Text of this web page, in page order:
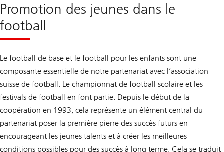
Promotion des jeunes dans le
football
Le football de base et le football pour les enfants sont une
composante essentielle de notre partenariat avec l’association
suisse de football. Le championnat de football scolaire et les
festivals de football en font partie. Depuis le début de la
coopération en 1993, cela représente un élément central du
partenariat poser la première pierre des succès futurs en
encourageant les jeunes talents et à créer les meilleures
conditions possibles pour des succès à long terme. Cela se traduit